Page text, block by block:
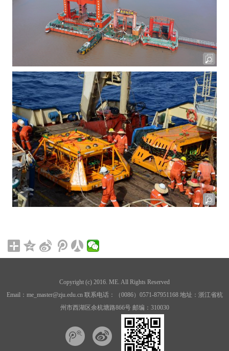
Copyright (c) 2016. ME. All Rights Reserved
Email：me_master@zju.edu.cn 联系电话：（0086）0571-87951168 地址：浙江省杭
州市西湖区余杭塘路866号 邮编：310030